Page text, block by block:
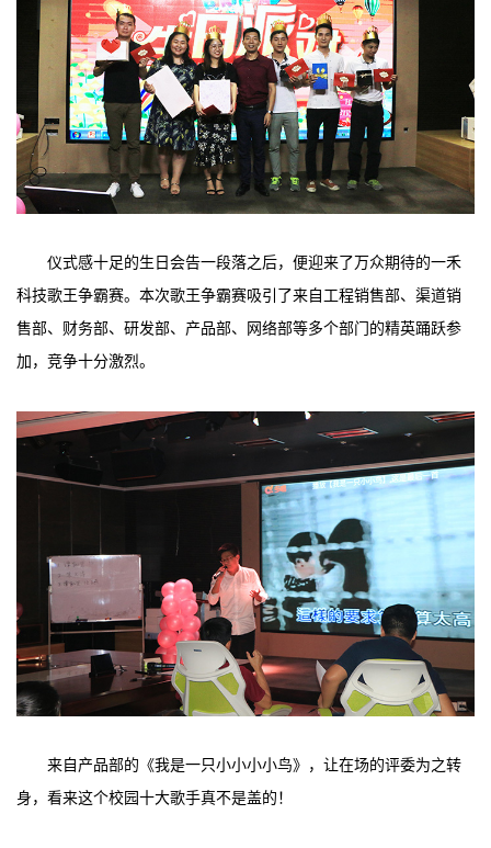
仪式感十足的生日会告一段落之后，便迎来了万众期待的一禾
科技歌王争霸赛。本次歌王争霸赛吸引了来自工程销售部、渠道销
售部、财务部、研发部、产品部、网络部等多个部门的精英踊跃参
加，竞争十分激烈。
来自产品部的《我是一只小小小小鸟》，让在场的评委为之转
身，看来这个校园十大歌手真不是盖的！